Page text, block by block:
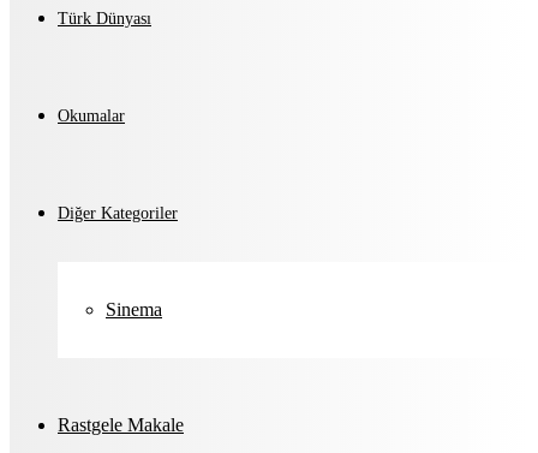
Türk Dünyası
Okumalar
Diğer Kategoriler
Sinema
Rastgele Makale